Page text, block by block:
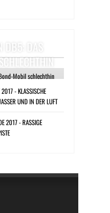
DAS
2017 - KLASSISCHE
UND IN DER LUFT
2017 - RASSIGE